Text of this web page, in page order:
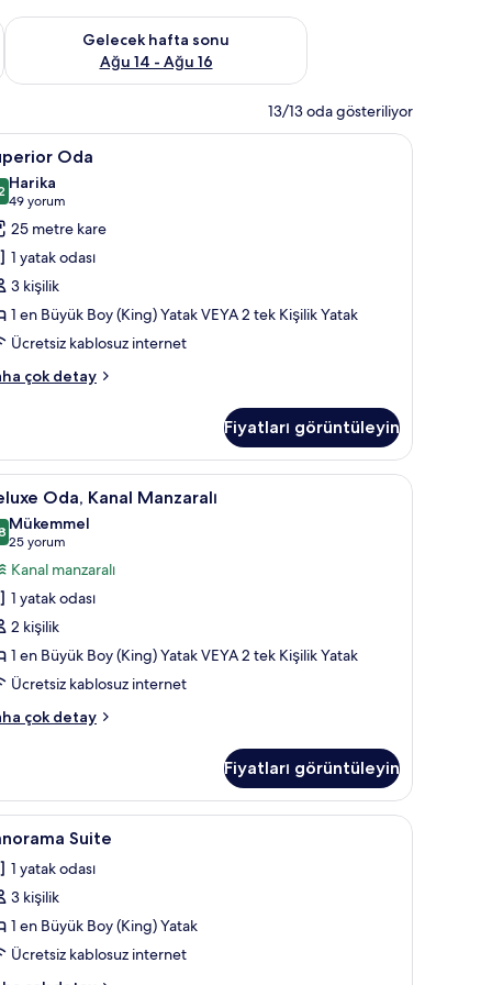
7 - Ağu 9
Gelecek hafta sonu
Ağu 14 - Ağu 16
Önümüzdeki hafta sonu için müsaitliği kontrol et Ağu 14 -
13/13 oda gösteriliyor
odada kasa, masa Kaliteli yatak takımı, minibar, odada kasa,
4 Oda
/ 10
Harika
49 yorum
(49
yorum)
25 metre kare
1 yatak odası
3 kişilik
1 en Büyük Boy (King) Yatak VEYA 2 tek Kişilik Yatak
Ücretsiz kablosuz internet
çok detay
Fiyatları görüntüleyin
odada kasa, masa Kaliteli yatak takımı, minibar, odada kasa,
5 Oda, Kanal Manzaralı
/ 10
Mükemmel
25 yorum
(25
yorum)
Kanal manzaralı
1 yatak odası
2 kişilik
1 en Büyük Boy (King) Yatak VEYA 2 tek Kişilik Yatak
Ücretsiz kablosuz internet
çok detay
Fiyatları görüntüleyin
Panorama Suite | Kaliteli yatak takımı,
4 Suite
1 yatak odası
3 kişilik
1 en Büyük Boy (King) Yatak
Ücretsiz kablosuz internet